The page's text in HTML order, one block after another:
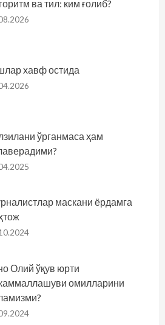
ва тил: ким ғолиб?
хавф остида
ўрганмаса ҳам
маскани ёрдамга
Олий ўқув юрти
омилларини